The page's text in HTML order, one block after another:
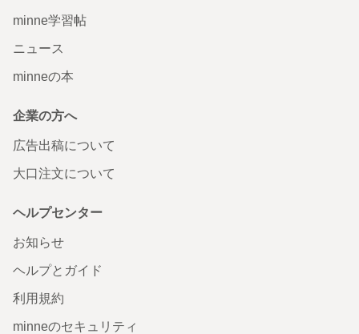
minne学習帖
ニュース
minneの本
企業の方へ
広告出稿について
大口注文について
ヘルプセンター
お知らせ
ヘルプとガイド
利用規約
minneのセキュリティ